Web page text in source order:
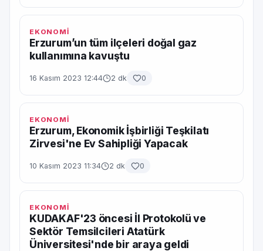
EKONOMİ
Erzurum’un tüm ilçeleri doğal gaz
kullanımına kavuştu
16 Kasım 2023 12:44 2 dk 0
EKONOMİ
Erzurum, Ekonomik İşbirliği Teşkilatı
Zirvesi'ne Ev Sahipliği Yapacak
10 Kasım 2023 11:34 2 dk 0
EKONOMİ
KUDAKAF'23 öncesi İl Protokolü ve
Sektör Temsilcileri Atatürk
Üniversitesi'nde bir araya geldi